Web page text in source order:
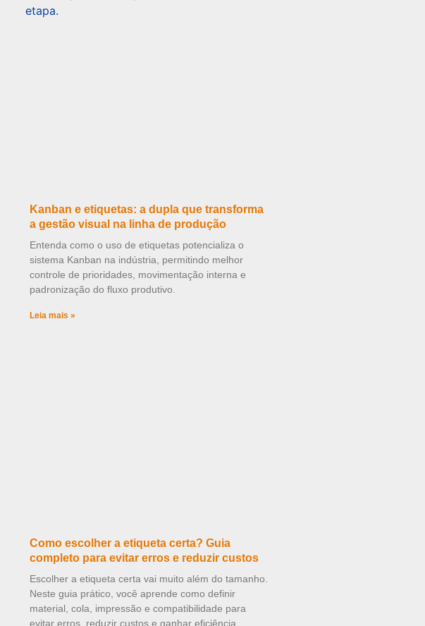
Kanban e etiquetas: a dupla que transforma
a gestão visual na linha de produção
Entenda como o uso de etiquetas potencializa o
sistema Kanban na indústria, permitindo melhor
controle de prioridades, movimentação interna e
padronização do fluxo produtivo.
Leia mais »
Como escolher a etiqueta certa? Guia
completo para evitar erros e reduzir custos
Escolher a etiqueta certa vai muito além do tamanho.
Neste guia prático, você aprende como definir
material, cola, impressão e compatibilidade para
evitar erros, reduzir custos e ganhar eficiência